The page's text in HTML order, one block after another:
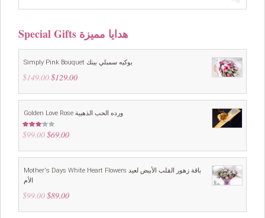
Special Gifts هدايا مميزة
Simply Pink Bouquet بوكيه سمبلي بينك
$149.00 Original
was:
$129.00Current
is:
Golden Love Rose ورده الحب الذهبية
Rated
3.00
5
$99.00 Original
was:
$69.00Current
is:
Mother's Days White Heart Flowers باقة زهور القلب الأبيض لعيد
الأم
$99.00 Original
was:
$89.00Current
is: